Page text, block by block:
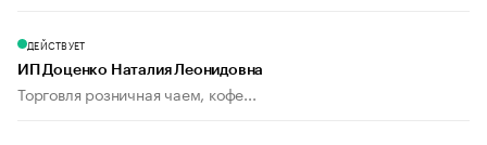
ДЕЙСТВУЕТ
ИП Доценко Наталия Леонидовна
Торговля розничная чаем, кофе...